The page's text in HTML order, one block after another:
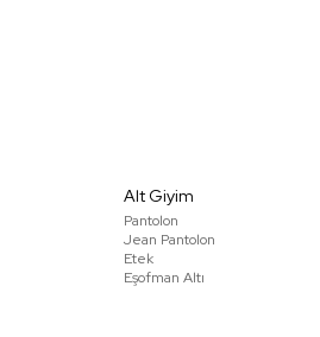
Alt Giyim
Pantolon
Jean Pantolon
Etek
Eşofman Altı